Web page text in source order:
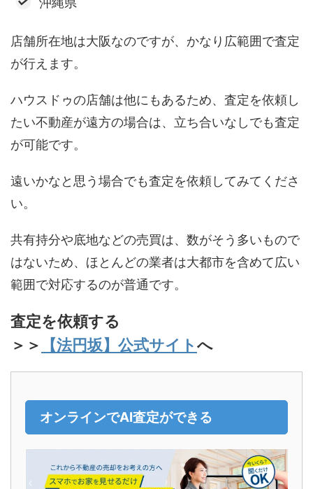
店舗所在地は大阪なのですが、かなり広範囲で査定
が行えます。
ハウスドゥの店舗は他にもあるため、査定を依頼し
たい不動産が遠方の場合は、立ち合いなしでも査定
が可能です。
遠いかなと思う場合でも査定を依頼してみてくださ
い。
共有持分や底地などの売買は、数がそう多いもので
はないため、ほとんどの業者は大都市を含めて広い
範囲で対応するのが普通です。
査定を依頼する
＞＞
【法円坂】公式サイトへ
オンラインでAI査定ができる